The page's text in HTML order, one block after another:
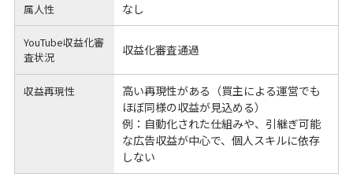
属人性 なし
YouTube収益化審
査状況
収益化審査通過
収益再現性
高い再現性がある（買主による運営でも
ほぼ同様の収益が見込める）
例：自動化された仕組みや、引継ぎ可能
な広告収益が中心で、個人スキルに依存
しない